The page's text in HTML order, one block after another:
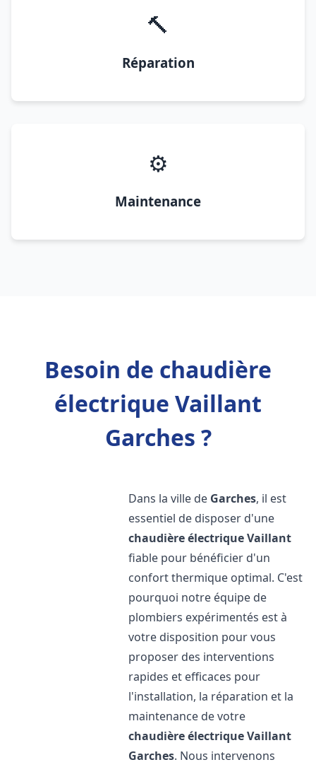
🔨
Réparation
⚙️
Maintenance
Besoin de chaudière
électrique Vaillant
Garches ?
Dans la ville de Garches, il est
essentiel de disposer d'une
chaudière électrique Vaillant
fiable pour bénéficier d'un
confort thermique optimal. C'est
pourquoi notre équipe de
plombiers expérimentés est à
votre disposition pour vous
proposer des interventions
rapides et efficaces pour
l'installation, la réparation et la
maintenance de votre
chaudière électrique Vaillant
Garches. Nous intervenons